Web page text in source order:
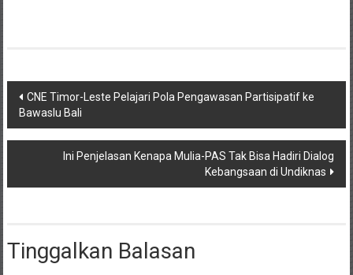
Navigasi
pos
CNE Timor-Leste Pelajari Pola Pengawasan Partisipatif ke
Bawaslu Bali
Ini Penjelasan Kenapa Mulia-PAS Tak Bisa Hadiri Dialog
Kebangsaan di Undiknas
Tinggalkan Balasan